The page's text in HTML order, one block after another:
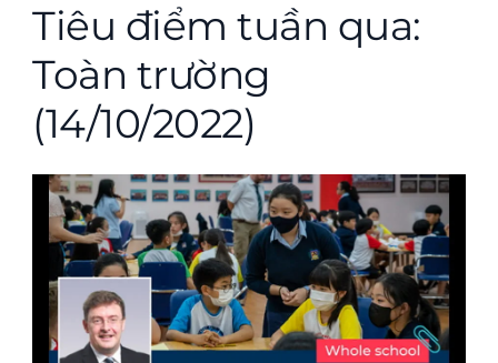
Tiêu điểm tuần qua:
Toàn trường
(14/10/2022)